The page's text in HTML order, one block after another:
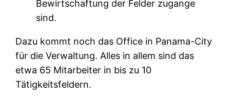
Bewirtschaftung der Felder zugange
sind.
Dazu kommt noch das Office in Panama-City
für die Verwaltung. Alles in allem sind das
etwa 65 Mitarbeiter in bis zu 10
Tätigkeitsfeldern.